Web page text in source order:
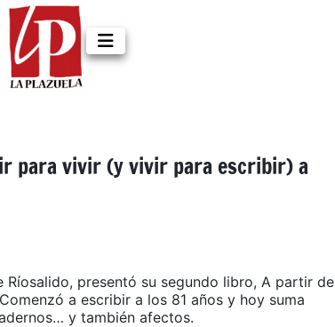
para vivir (y vivir para escribir) a
Ríosalido, presentó su segundo libro, A partir de
a escribir a los 81 años y hoy suma
y también afectos.